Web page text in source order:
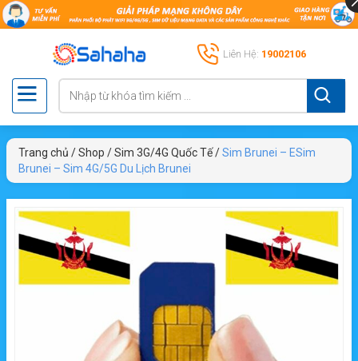
Liên Hệ: 19002106
Trang chủ /Shop /Sim 3G/4G Quốc Tế/Sim Brunei – ESim
Brunei – Sim 4G/5G Du Lịch Brunei